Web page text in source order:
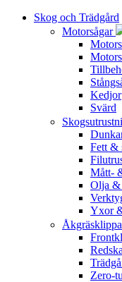
Skog och Trädgård
Motorsågar
Kedjor
Svärd
Fett &
Mått-
Olja &
Yxor
Zero-